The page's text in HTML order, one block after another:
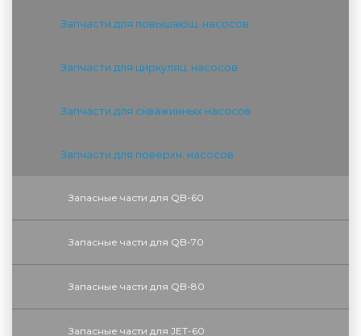
Запчасти для повышающ. насосов
Запчасти для циркуляц. насосов
Запчасти для скважинных насосов
Запчасти для поверхн. насосов
Запасные части для QB-60
Запасные части для QB-70
Запасные части для QB-80
Запасные части для JET-60